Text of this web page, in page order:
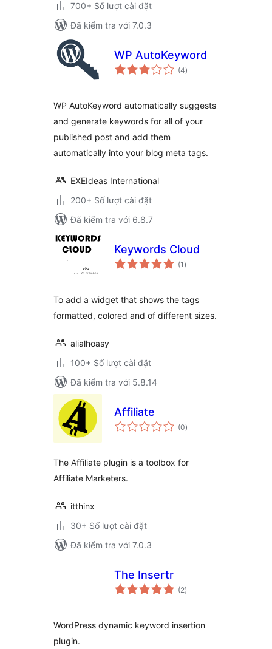
700+ Số lượt cài đặt
Đã kiểm tra với 7.0.3
WP AutoKeyword
(4tổng
đánh
)
WP AutoKeyword automatically suggests
and generate keywords for all of your
published post and add them
automatically into your blog meta tags.
EXEIdeas International
200+ Số lượt cài đặt
Đã kiểm tra với 6.8.7
Keywords Cloud
(1 tổng
đánh
)
To add a widget that shows the tags
formatted, colored and of different sizes.
alialhoasy
100+ Số lượt cài đặt
Đã kiểm tra với 5.8.14
Affiliate
(0tổng
đánh
)
The Affiliate plugin is a toolbox for
Affiliate Marketers.
itthinx
30+ Số lượt cài đặt
Đã kiểm tra với 7.0.3
The Insertr
(2tổng
đánh
)
WordPress dynamic keyword insertion
plugin.